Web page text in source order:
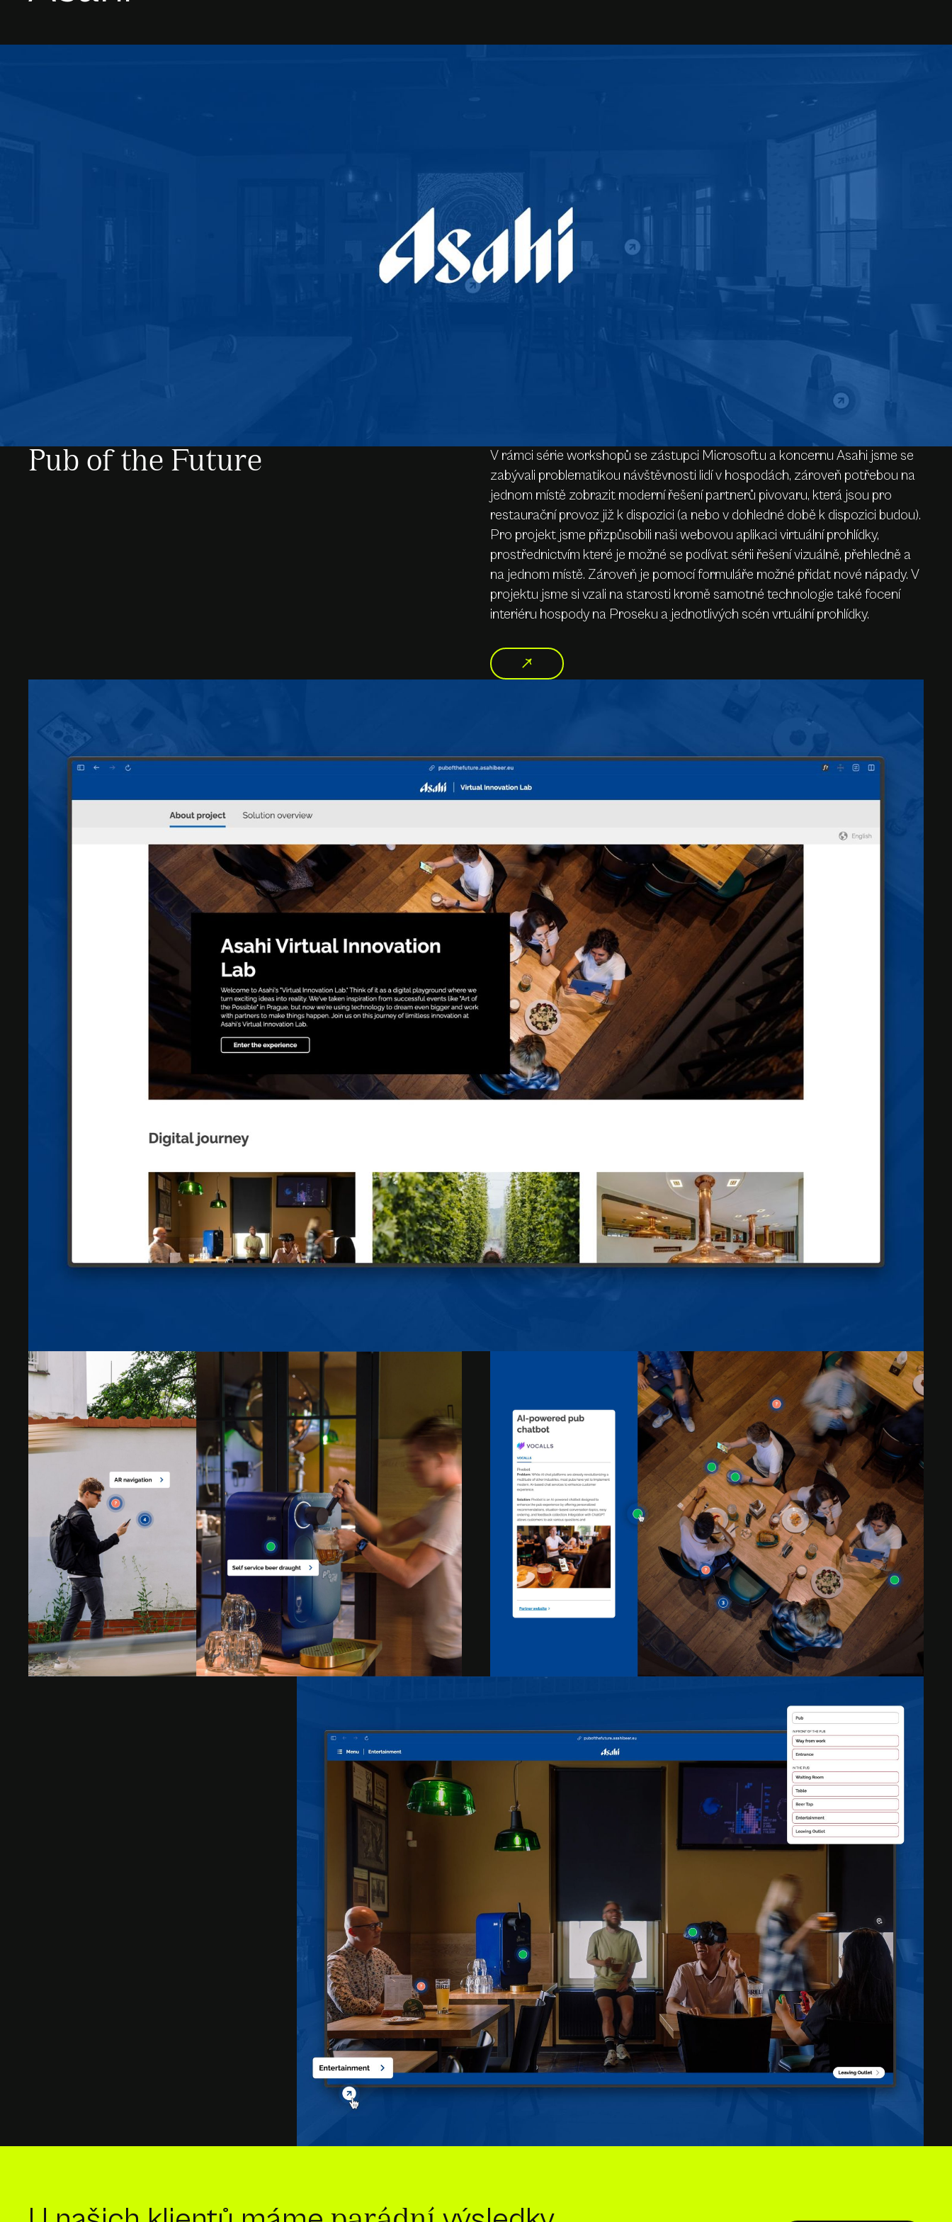
Pub of the Future
V rámci série workshopů se zástupci Microsoftu a koncernu Asahi jsme se
zabývali problematikou návštěvnosti lidí v hospodách, zároveň potřebou na
jednom místě zobrazit moderní řešení partnerů pivovaru, která jsou pro
restaurační provoz již k dispozici (a nebo v dohledné době k dispozici budou).
Pro projekt jsme přizpůsobili naši webovou aplikaci virtuální prohlídky,
prostřednictvím které je možné se podívat sérii řešení vizuálně, přehledně a
na jednom místě. Zároveň je pomocí formuláře možné přidat nové nápady. V
projektu jsme si vzali na starosti kromě samotné technologie také focení
interiéru hospody na Proseku a jednotlivých scén vrtuální prohlídky.